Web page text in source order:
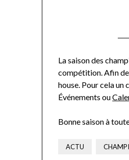
La saison des
compétition. Afin de
house. Pour cela
Événements ou
Bonne saison à
ACTU